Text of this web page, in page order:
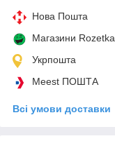
Нова Пошта
Магазини Rozetka
Укрпошта
Meest ПОШТА
Всі умови доставки